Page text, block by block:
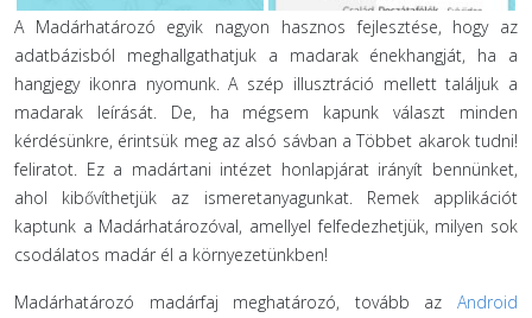
A Madárhatározó egyik nagyon hasznos fejlesztése, hogy az
adatbázisból meghallgathatjuk a madarak énekhangját, ha a
hangjegy ikonra nyomunk. A szép illusztráció mellett találjuk a
madarak leírását. De, ha mégsem kapunk választ minden
kérdésünkre, érintsük meg az alsó sávban a Többet akarok tudni!
feliratot. Ez a madártani intézet honlapjárat irányít bennünket,
ahol kibővíthetjük az ismeretanyagunkat. Remek applikációt
kaptunk a Madárhatározóval, amellyel felfedezhetjük, milyen sok
csodálatos madár él a környezetünkben!
Madárhatározó madárfaj meghatározó, tovább az Android